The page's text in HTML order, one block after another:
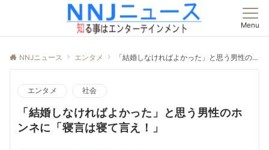
Menu
NNJニュース エンタメ 「結婚しなければよかった」と思う男性のホンネに「寝言は寝て言え！」
エンタメ 社会
「結婚しなければよかった」と思う男性のホ
ンネに「寝言は寝て言え！」